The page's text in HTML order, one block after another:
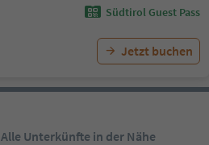
Südtirol Guest Pass
Jetzt buchen
Alle Unterkünfte in der Nähe